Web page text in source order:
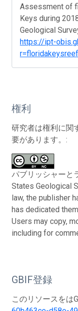
Assessment of
Keys during
Geological
https://ipt-
権利
研究者は権利に関
要があります。:
パブリッシャーと
States Geological
law, the publisher
has dedicated
Users may copy,
including for
GBIF登録
このリソースをは